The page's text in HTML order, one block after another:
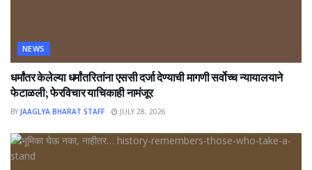
NEWS
धर्मांतर केलेल्या धर्मांतरितांना एससी दर्जा देण्याची मागणी सर्वोच्च न्यायालयाने
फेटाळली; फेरविचार याचिकाही नामंजूर
BY JAAGLYA BHARAT STAFF JULY 28, 2026